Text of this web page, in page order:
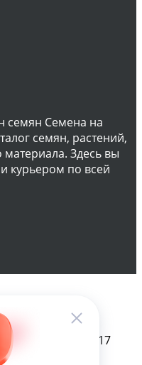
семян Семена на
семян, растений,
Здесь вы
курьером по всей
10-19 Сб-вс 11-17